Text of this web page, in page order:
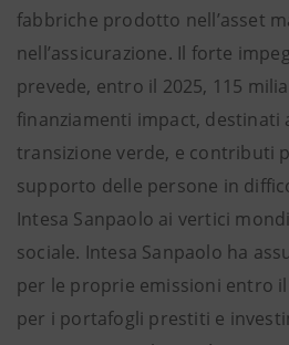
fabbriche prodotto nell’asset
nell’assicurazione. Il forte
prevede, entro il 2025, 115
finanziamenti impact, destinati
transizione verde, e contributi
supporto delle persone in
Intesa Sanpaolo ai vertici
sociale. Intesa Sanpaolo ha
per le proprie emissioni entro
per i portafogli prestiti e